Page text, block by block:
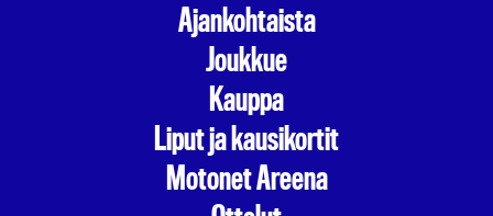
Ajankohtaista
Joukkue
Kauppa
Liput ja kausikortit
Motonet Areena